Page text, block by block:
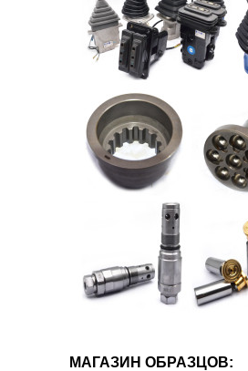
МАГАЗИН ОБРАЗЦОВ: